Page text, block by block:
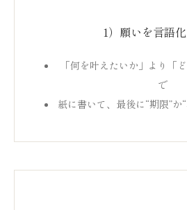
1）願いを言語
「何を叶えたいか」より「
で
紙に書いて、最後に“期限”か